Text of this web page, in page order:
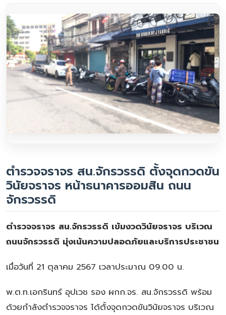
ตำรวจจราจร สน.จักรวรรดิ ตั้งจุดกวดขัน
วินัยจราจร หน้าธนาคารออมสิน ถนน
จักรวรรดิ
ตำรวจจราจร สน.จักรวรรดิ เข้มงวดวินัยจราจร บริเวณ
ถนนจักรวรรดิ มุ่งเน้นความปลอดภัยและบริการประชาชน
เมื่อวันที่ 21 ตุลาคม 2567 เวลาประมาณ 09.00 น.
พ.ต.ท.เอกรินทร์ อุปเวช รอง ผกก.จร. สน.จักรวรรดิ พร้อม
ด้วยกำลังตำรวจจราจร ได้ตั้งจุดกวดขันวินัยจราจร บริเวณ